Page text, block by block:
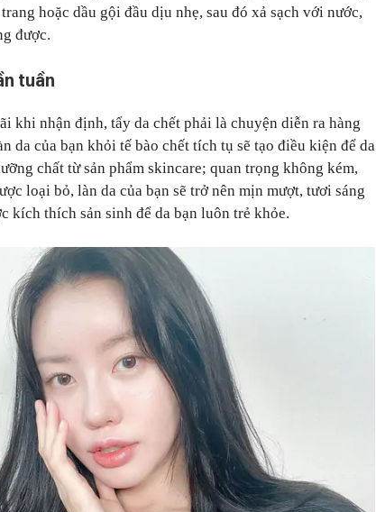
hoặc dầu gội đầu dịu nhẹ, sau đó xả sạch với nước,
được.
tuần
khi nhận định, tẩy da chết phải là chuyện diễn ra hàng
da của bạn khỏi tế bào chết tích tụ sẽ tạo điều kiện để da
chất từ sản phẩm skincare; quan trọng không kém,
loại bỏ, làn da của bạn sẽ trở nên mịn mượt, tươi sáng
kích thích sản sinh để da bạn luôn trẻ khỏe.